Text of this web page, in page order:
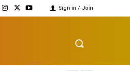
Sign in / Join